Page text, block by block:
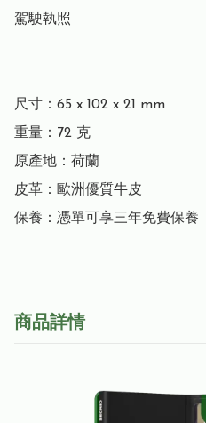
駕駛執照
尺寸：65 x 102 x 21 mm
重量：72 克
原產地：荷蘭
皮革：歐洲優質牛皮
保養：憑單可享三年免費保養
商品詳情